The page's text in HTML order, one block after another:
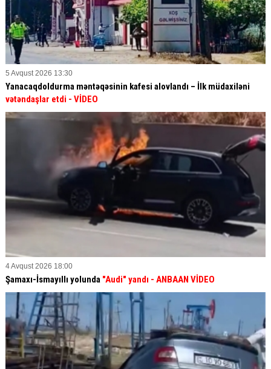
5 Avqust 2026 13:30
Yanacaqdoldurma məntəqəsinin kafesi alovlandı – İlk müdaxiləni
vətəndaşlar etdi - VİDEO
4 Avqust 2026 18:00
Şamaxı-İsmayıllı yolunda "Audi" yandı - ANBAAN VİDEO